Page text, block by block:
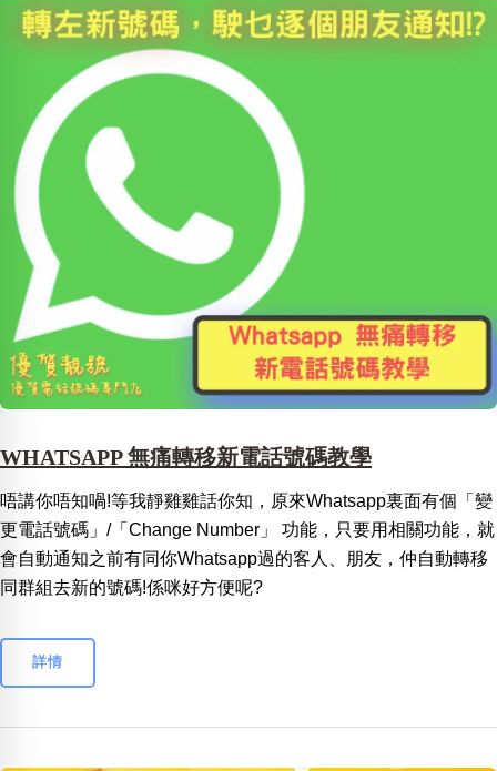
WHATSAPP 無痛轉移新電話號碼教學
唔講你唔知喎!等我靜雞雞話你知，原來Whatsapp裏面有個「變
更電話號碼」/「Change Number」 功能，只要用相關功能，就
會自動通知之前有同你Whatsapp過的客人、朋友，仲自動轉移
同群組去新的號碼!係咪好方便呢?
詳情